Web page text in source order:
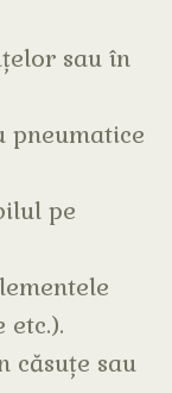
sau în
pneumatice
pe
etc.).
căsuțe sau